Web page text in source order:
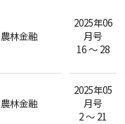
農林金融
2025年06
月号
16 ～ 28
農林金融
2025年05
月号
2 ～ 21